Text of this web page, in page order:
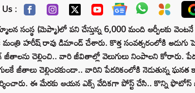
:
సంస్థ (మెప్మా)లో పని చేస్తున్న 6,000 మంది ఆర్పీలకు
హరీష్ రావు డిమాండ్ చేశారు. కొత్త సంవత్సరంలోకి అడుగు
జీతాలను చెల్లించి.. వారి జీవితాల్లో వెలుగులు నింపాలని కోరారు.
జీతాలు చెల్లించకుండా.. వారిని పేదరికంలోకి నెడుతున్న ఘనత
ఈ మేరకు ఆయన ఎక్స్ వేదికగా పోస్ట్ చేసి.. కొన్ని ఫొటోస్